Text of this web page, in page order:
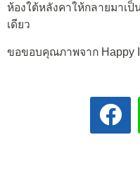
ห้องใต้หลังคาให้กลายมาเป็
เดียว
ขอขอบคุณภาพจาก Happy